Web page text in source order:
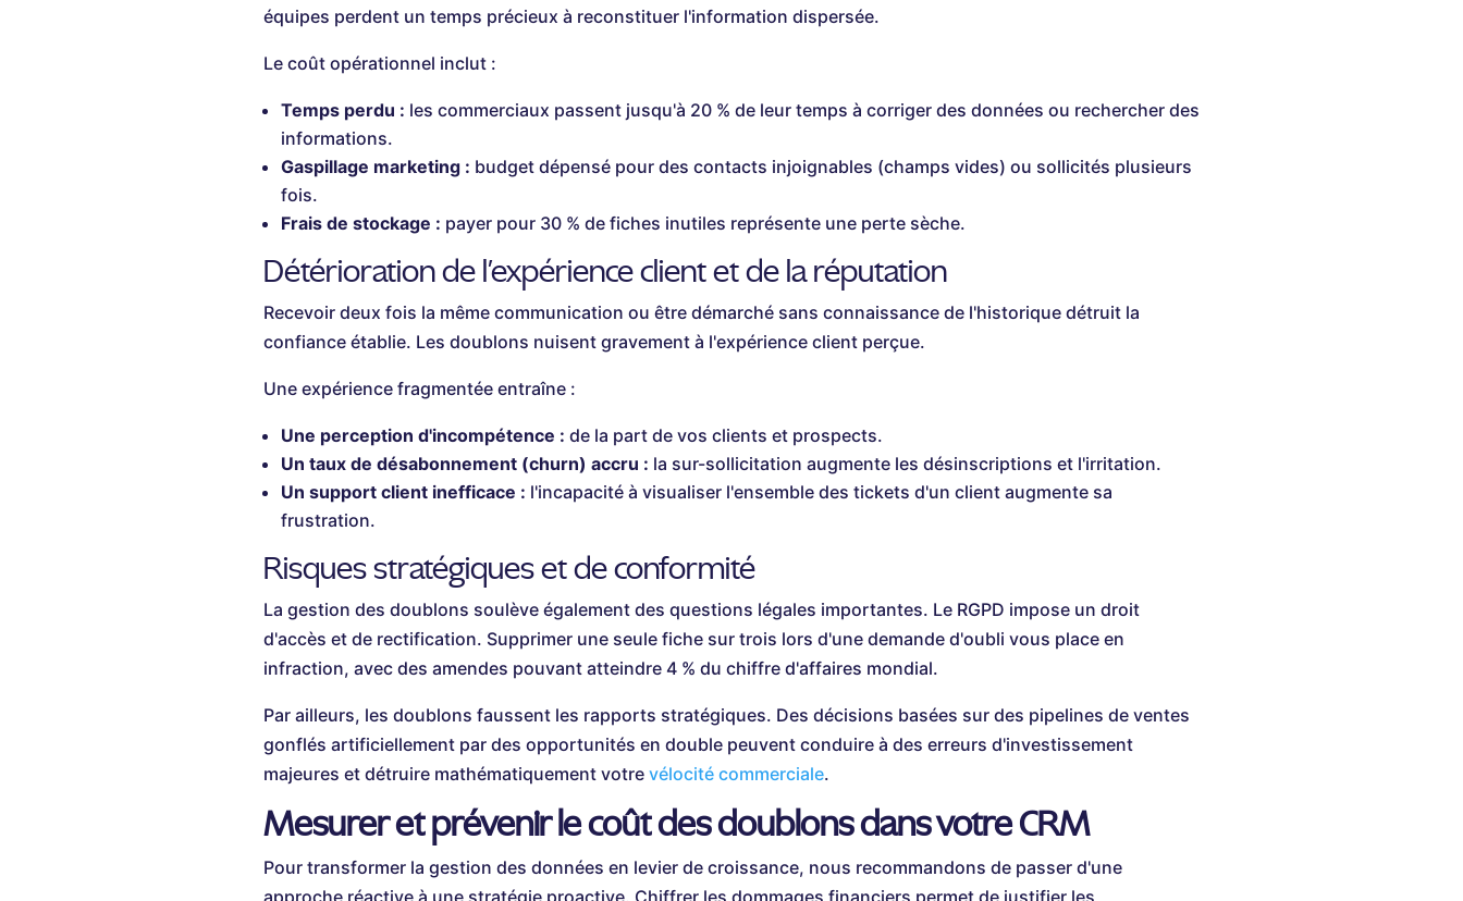
équipes perdent un temps précieux à reconstituer l'information dispersée.
Le coût opérationnel inclut :
Temps perdu : les commerciaux passent jusqu'à 20 % de leur temps à corriger des données ou rechercher des
informations.
Gaspillage marketing : budget dépensé pour des contacts injoignables (champs vides) ou sollicités plusieurs
fois.
Frais de stockage : payer pour 30 % de fiches inutiles représente une perte sèche.
Détérioration de l'expérience client et de la réputation
Recevoir deux fois la même communication ou être démarché sans connaissance de l'historique détruit la
confiance établie. Les doublons nuisent gravement à l'expérience client perçue.
Une expérience fragmentée entraîne :
Une perception d'incompétence : de la part de vos clients et prospects.
Un taux de désabonnement (churn) accru : la sur-sollicitation augmente les désinscriptions et l'irritation.
Un support client inefficace : l'incapacité à visualiser l'ensemble des tickets d'un client augmente sa
frustration.
Risques stratégiques et de conformité
La gestion des doublons soulève également des questions légales importantes. Le RGPD impose un droit
d'accès et de rectification. Supprimer une seule fiche sur trois lors d'une demande d'oubli vous place en
infraction, avec des amendes pouvant atteindre 4 % du chiffre d'affaires mondial.
Par ailleurs, les doublons faussent les rapports stratégiques. Des décisions basées sur des pipelines de ventes
gonflés artificiellement par des opportunités en double peuvent conduire à des erreurs d'investissement
majeures et détruire mathématiquement votre vélocité commerciale.
Mesurer et prévenir le coût des doublons dans votre CRM
Pour transformer la gestion des données en levier de croissance, nous recommandons de passer d'une